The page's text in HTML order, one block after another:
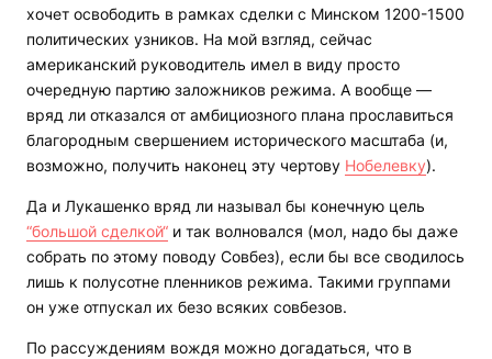
хочет освободить в рамках сделки с Минском 1200-1500
политических узников. На мой взгляд, сейчас
американский руководитель имел в виду просто
очередную партию заложников режима. А вообще —
вряд ли отказался от амбициозного плана прославиться
благородным свершением исторического масштаба (и,
возможно, получить наконец эту чертову Нобелевку).
Да и Лукашенко вряд ли называл бы конечную цель
“большой сделкой“ и так волновался (мол, надо бы даже
собрать по этому поводу Совбез), если бы все сводилось
лишь к полусотне пленников режима. Такими группами
он уже отпускал их безо всяких совбезов.
По рассуждениям вождя можно догадаться, что в